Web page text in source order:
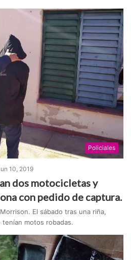
Policiales
10, 2019
dos motocicletas y
con pedido de captura.
El sábado tras una riña,
motos robadas.